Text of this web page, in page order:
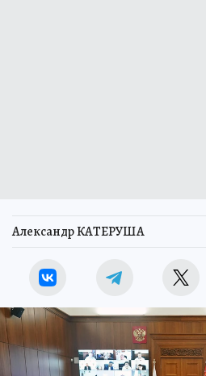
Александр КАТЕРУША